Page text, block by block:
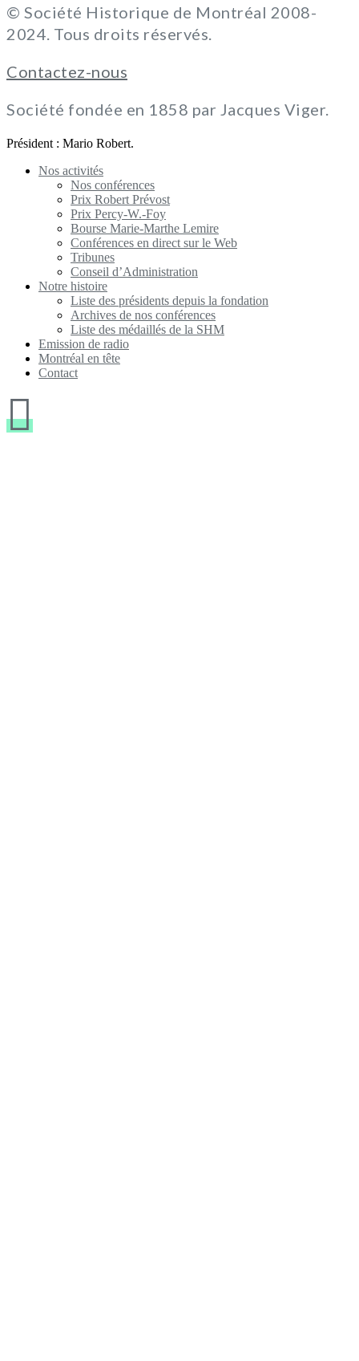
© Société Historique de Montréal 2008-
2024. Tous droits réservés.
Contactez-nous
Société fondée en 1858 par Jacques Viger.
Président : Mario Robert.
Nos activités
Nos conférences
Prix Robert Prévost
Prix Percy-W.-Foy
Bourse Marie-Marthe Lemire
Conférences en direct sur le Web
Tribunes
Conseil d’Administration
Notre histoire
Liste des présidents depuis la fondation
Archives de nos conférences
Liste des médaillés de la SHM
Emission de radio
Montréal en tête
Contact